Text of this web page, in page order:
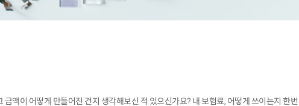
액이 어떻게 만들어진 건지 생각해보신 적 있으신가요? 내 보험료, 어떻게 쓰이는지 한번